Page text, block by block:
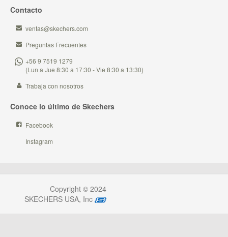
Contacto
ventas@skechers.com
Preguntas Frecuentes
+56 9 7519 1279
(Lun a Jue 8:30 a 17:30 - Vie 8:30 a 13:30)
Trabaja con nosotros
Conoce lo último de Skechers
Facebook
Instagram
Copyright © 2024
SKECHERS USA, Inc